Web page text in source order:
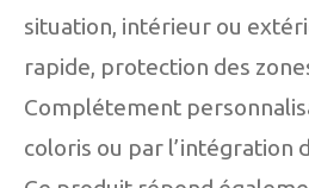
situation, intérieur ou
rapide, protection des
Complétement
coloris ou par l’intégration